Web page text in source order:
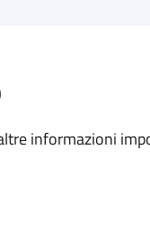
informazioni